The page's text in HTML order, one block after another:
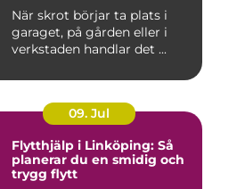
När skrot börjar ta plats i
garaget, på gården eller i
verkstaden handlar det ...
09. Jul
Flytthjälp i Linköping: Så
planerar du en smidig och
trygg flytt